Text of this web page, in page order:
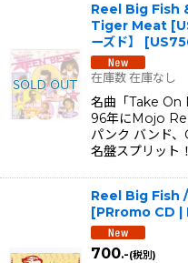
Reel Big Fish
Tiger Meat
ーズド】
[
在庫数 在庫なし
名曲「Take On
96年にMojo
パンク バンド
名盤スプリット
Reel Big Fish
[PRromo CD |
700.-(税別)